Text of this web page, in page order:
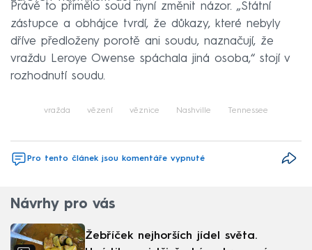
Právě to přimělo soud nyní změnit názor. „Státní
zástupce a obhájce tvrdí, že důkazy, které nebyly
dříve předloženy porotě ani soudu, naznačují, že
vraždu Leroye Owense spáchala jiná osoba,“ stojí v
rozhodnutí soudu.
vražda vězení věznice Nashville Tennessee
Pro tento článek jsou komentáře vypnuté
Návrhy pro vás
Žebříček nejhorších jídel světa.